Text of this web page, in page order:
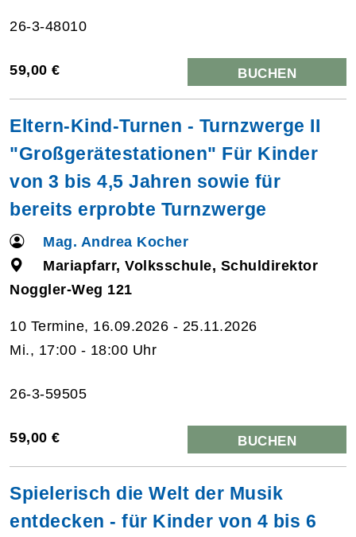
26-3-48010
59,00 € BUCHEN
Eltern-Kind-Turnen - Turnzwerge II
"Großgerätestationen" Für Kinder
von 3 bis 4,5 Jahren sowie für
bereits erprobte Turnzwerge
Mag. Andrea Kocher
Mariapfarr, Volksschule, Schuldirektor
Noggler-Weg 121
10 Termine, 16.09.2026 - 25.11.2026
Mi., 17:00 - 18:00 Uhr
26-3-59505
59,00 € BUCHEN
Spielerisch die Welt der Musik
entdecken - für Kinder von 4 bis 6